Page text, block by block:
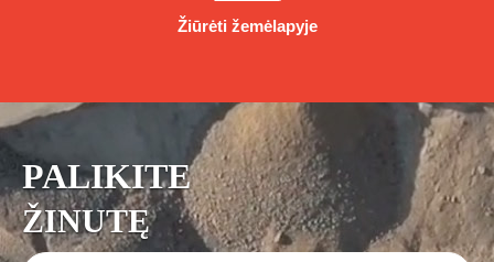
Žiūrėti žemėlapyje
PALIKITE
ŽINUTĘ